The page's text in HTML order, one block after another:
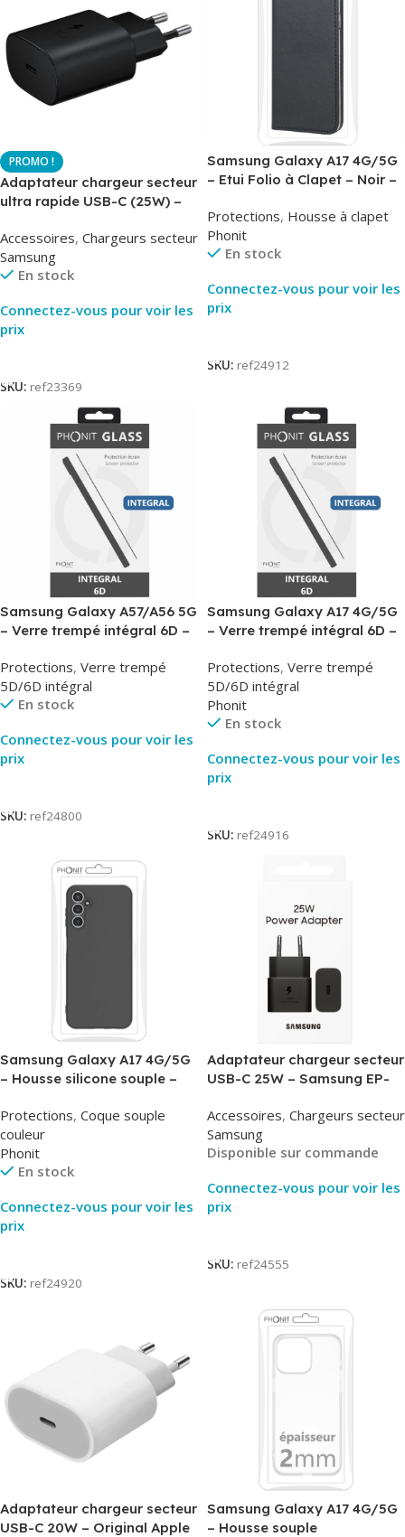
Adaptateur chargeur secteur
ultra rapide USB-C (25W) –
TA800
Accessoires, Chargeurs secteur
Samsung
En stock
Connectez-vous pour voir les
prix
SKU: ref23369
Samsung Galaxy A17 4G/5G
– Etui Folio à Clapet – Noir –
Protections, Housse à clapet
Phonit
En stock
Connectez-vous pour voir les
prix
SKU: ref24912
Samsung Galaxy A57/A56 5G
– Verre trempé intégral 6D –
Protections, Verre trempé
5D/6D intégral
En stock
Connectez-vous pour voir les
prix
SKU: ref24800
Samsung Galaxy A17 4G/5G
– Verre trempé intégral 6D –
Protections, Verre trempé
5D/6D intégral
Phonit
En stock
Connectez-vous pour voir les
prix
SKU: ref24916
Samsung Galaxy A17 4G/5G
– Housse silicone souple –
Protections, Coque souple
couleur
Phonit
En stock
Connectez-vous pour voir les
prix
SKU: ref24920
Adaptateur chargeur secteur
USB-C 25W – Samsung EP-
Packaging Original
Accessoires, Chargeurs secteur
Samsung
Disponible sur commande
Connectez-vous pour voir les
prix
SKU: ref24555
Adaptateur chargeur secteur
USB-C 20W – Original Apple
Samsung Galaxy A17 4G/5G
– Housse souple